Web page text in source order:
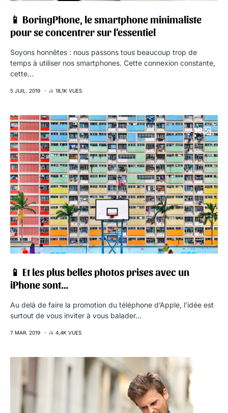
📱 BoringPhone, le smartphone minimaliste
pour se concentrer sur l’essentiel
Soyons honnêtes : nous passons tous beaucoup trop de
temps à utiliser nos smartphones. Cette connexion constante,
cette…
5 JUIL. 2019 18,1K VUES
10
📱 Et les plus belles photos prises avec un
iPhone sont…
Au delà de faire la promotion du téléphone d’Apple, l’idée est
surtout de vous inviter à vous balader…
7 MAR. 2019 4,4K VUES